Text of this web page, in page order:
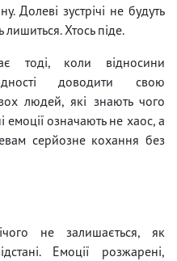
Долеві зустрічі не будуть
Хтось піде.
тоді, коли відносини
доводити свою
людей, які знають чого
емоції означають не хаос, а
серйозне кохання без
не залишається, як
Емоції розжарені,